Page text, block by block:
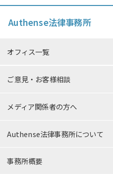
Authense法律事務所
オフィス一覧
ご意見・お客様相談
メディア関係者の方へ
Authense法律事務所について
事務所概要